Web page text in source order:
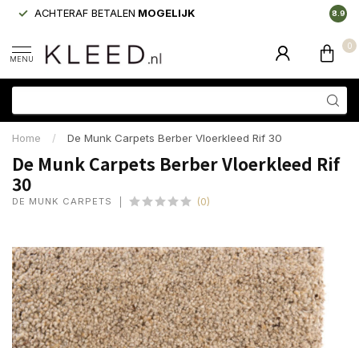
ACHTERAF BETALEN MOGELIJK 8.9
MENU
0
Home / De Munk Carpets Berber Vloerkleed Rif 30
De Munk Carpets Berber Vloerkleed Rif
30
DE MUNK CARPETS (0)